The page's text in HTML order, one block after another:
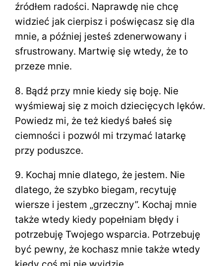
źródłem radości. Naprawdę nie chcę
widzieć jak cierpisz i poświęcasz się dla
mnie, a później jesteś zdenerwowany i
sfrustrowany. Martwię się wtedy, że to
przeze mnie.
8. Bądź przy mnie kiedy się boję. Nie
wyśmiewaj się z moich dziecięcych lęków.
Powiedz mi, że też kiedyś bałeś się
ciemności i pozwól mi trzymać latarkę
przy poduszce.
9. Kochaj mnie dlatego, że jestem. Nie
dlatego, że szybko biegam, recytuję
wiersze i jestem „grzeczny”. Kochaj mnie
także wtedy kiedy popełniam błędy i
potrzebuję Twojego wsparcia. Potrzebuję
być pewny, że kochasz mnie także wtedy